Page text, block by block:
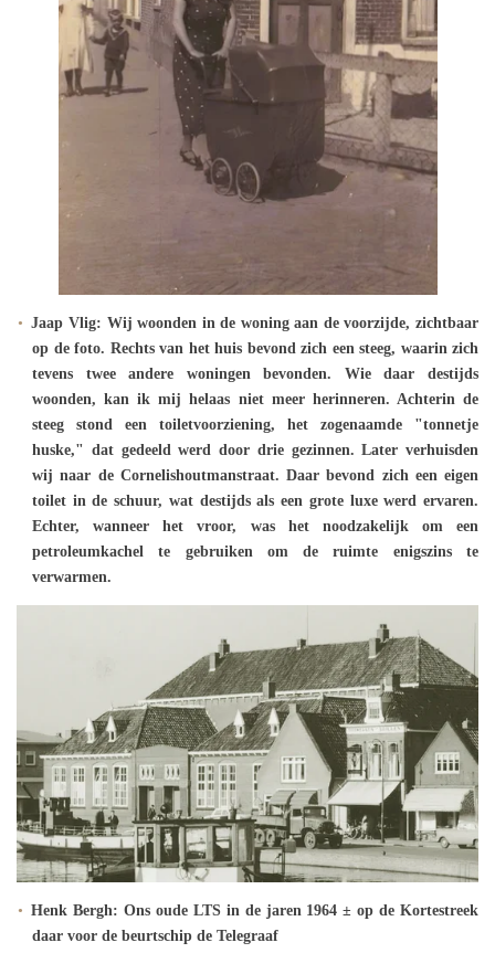
Jaap Vlig: Wij woonden in de woning aan de voorzijde, zichtbaar
op de foto. Rechts van het huis bevond zich een steeg, waarin zich
tevens twee andere woningen bevonden. Wie daar destijds
woonden, kan ik mij helaas niet meer herinneren. Achterin de
steeg stond een toiletvoorziening, het zogenaamde "tonnetje
huske," dat gedeeld werd door drie gezinnen. Later verhuisden
wij naar de Cornelishoutmanstraat. Daar bevond zich een eigen
toilet in de schuur, wat destijds als een grote luxe werd ervaren.
Echter, wanneer het vroor, was het noodzakelijk om een
petroleumkachel te gebruiken om de ruimte enigszins te
verwarmen.
Henk Bergh: Ons oude LTS in de jaren 1964 ± op de Kortestreek
daar voor de beurtschip de Telegraaf